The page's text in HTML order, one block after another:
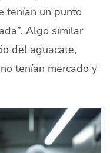
tenían un punto
Algo similar
del aguacate,
tenían mercado y